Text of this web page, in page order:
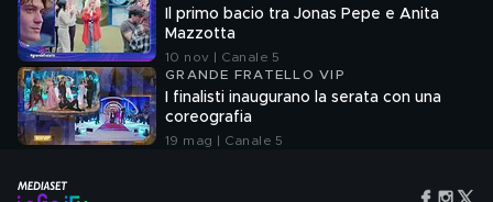
Il primo bacio tra Jonas Pepe e Anita
Mazzotta
10 nov | Canale 5
GRANDE FRATELLO VIP
I finalisti inaugurano la serata con una
coreografia
19 mag | Canale 5